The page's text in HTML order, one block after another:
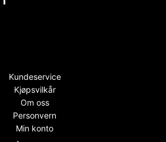
Kundeservice
Kjøpsvilkår
Om oss
Personvern
Min konto